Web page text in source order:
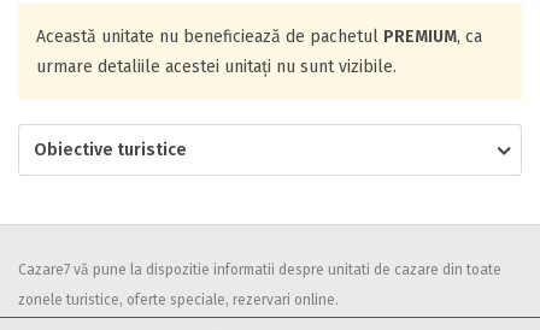
Această unitate nu beneficiează de pachetul PREMIUM, ca
urmare detaliile acestei unitați nu sunt vizibile.
Obiective turistice
Cazare7 vă pune la dispozitie informatii despre unitati de cazare din toate
zonele turistice, oferte speciale, rezervari online.